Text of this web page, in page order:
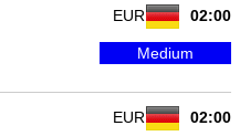
02:00
EUR
Medium
02:00
EUR